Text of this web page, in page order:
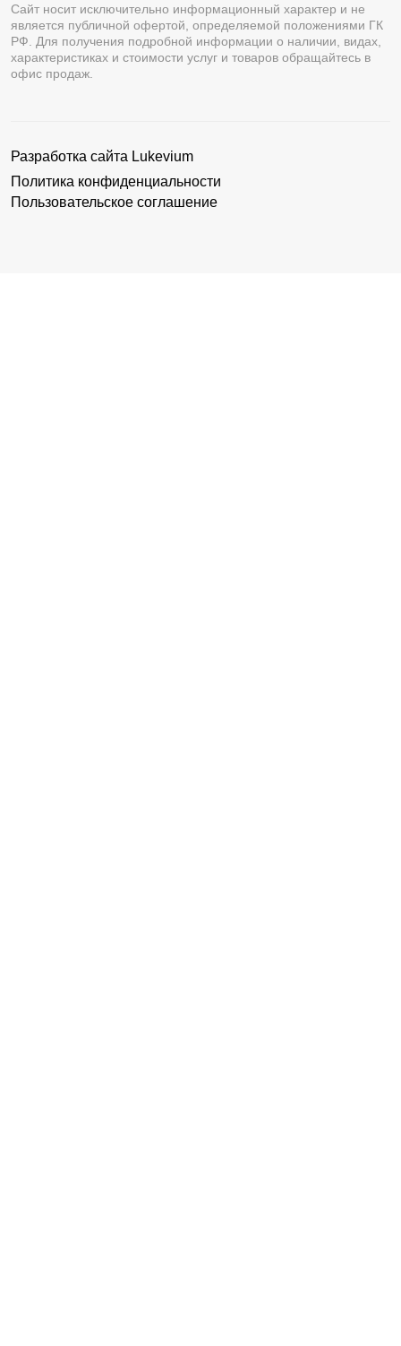
Сайт носит исключительно информационный характер и не
является публичной офертой, определяемой положениями ГК
РФ. Для получения подробной информации о наличии, видах,
характеристиках и стоимости услуг и товаров обращайтесь в
офис продаж.
Разработка сайта Lukevium
Политика конфиденциальности
Пользовательское соглашение